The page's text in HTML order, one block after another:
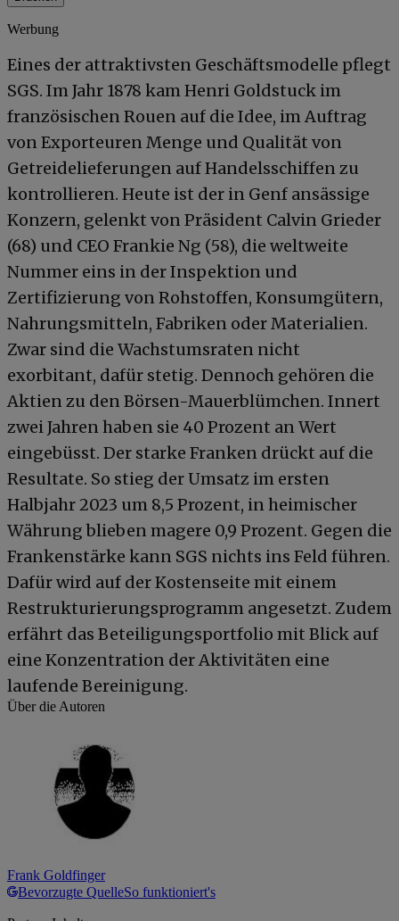
Werbung
Eines der attraktivsten Geschäftsmodelle pflegt
SGS. Im Jahr 1878 kam Henri Goldstuck im
französischen Rouen auf die Idee, im Auftrag
von Exporteuren Menge und Qualität von
Getreidelieferungen auf Handelsschiffen zu
kontrollieren. Heute ist der in Genf ansässige
Konzern, gelenkt von Präsident Calvin Grieder
(68) und CEO Frankie Ng (58), die weltweite
Nummer eins in der Inspektion und
Zertifizierung von Rohstoffen, Konsumgütern,
Nahrungsmitteln, Fabriken oder Materialien.
Zwar sind die Wachstumsraten nicht
exorbitant, dafür stetig. Dennoch gehören die
Aktien zu den Börsen-Mauerblümchen. Innert
zwei Jahren haben sie 40 Prozent an Wert
eingebüsst. Der starke Franken drückt auf die
Resultate. So stieg der Umsatz im ersten
Halbjahr 2023 um 8,5 Prozent, in heimischer
Währung blieben magere 0,9 Prozent. Gegen die
Frankenstärke kann SGS nichts ins Feld führen.
Dafür wird auf der Kostenseite mit einem
Restrukturierungsprogramm angesetzt. Zudem
erfährt das Beteiligungsportfolio mit Blick auf
eine Konzentration der Aktivitäten eine
laufende Bereinigung.
Über die Autoren
Frank Goldfinger
Bevorzugte QuelleSo funktioniert's